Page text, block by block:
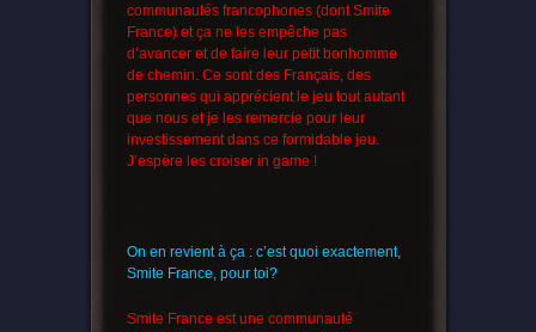
communautés francophones (dont Smite
France) et ça ne les empêche pas
d’avancer et de faire leur petit bonhomme
de chemin. Ce sont des Français, des
personnes qui apprécient le jeu tout autant
que nous et je les remercie pour leur
investissement dans ce formidable jeu.
J’espère les croiser in game !
On en revient à ça : c’est quoi exactement,
Smite France, pour toi?
Smite France est une communauté